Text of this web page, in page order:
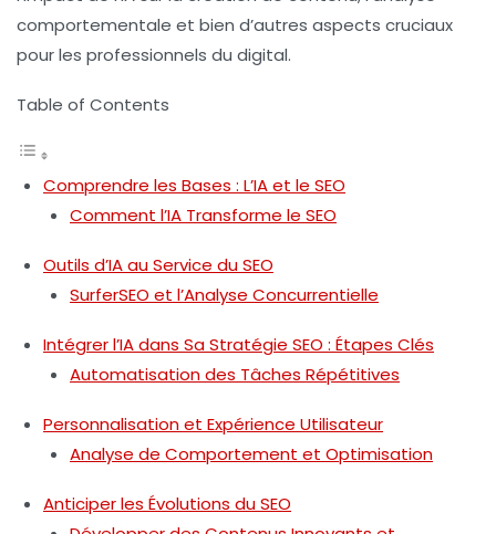
comportementale et bien d’autres aspects cruciaux
pour les professionnels du digital.
Table of Contents
Comprendre les Bases : L’IA et le SEO
Comment l’IA Transforme le SEO
Outils d’IA au Service du SEO
SurferSEO et l’Analyse Concurrentielle
Intégrer l’IA dans Sa Stratégie SEO : Étapes Clés
Automatisation des Tâches Répétitives
Personnalisation et Expérience Utilisateur
Analyse de Comportement et Optimisation
Anticiper les Évolutions du SEO